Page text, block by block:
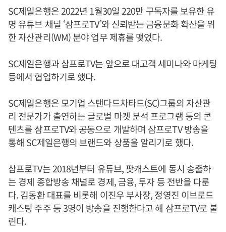
SC제일은행은 2022년 1월30일 220만 구독자를 보유한 유
명 유튜브 채널 ‘삼프로TV’와 신뢰받는 금융문화 확산을 위
한 자산관리(WM) 분야 업무 제휴를 맺었다.
SC제일은행과 삼프로TV는 앞으로 대고객 세미나와 마케팅
등에서 협업하기로 했다.
SC제일은행은 모기업 스탠다드차타드(SC)그룹의 자산관
리 전문가가 출연하는 글로벌 마켓 분석 프로그램 등의 콘
텐츠를 삼프로TV와 공동으로 개발하며 삼프로TV 방송을
통해 SC제일은행의 브랜드와 상품을 알리기로 했다.
삼프로TV는 2018년부터 유튜브, 팟캐스트에 동시 송출하
는 경제 종합방송 채널로 경제, 금융, 투자 등 전반을 다룬
다. 김동환 대표를 비롯해 이진우 부사장, 정영진 이브로드
캐스팅 주주 등 3명이 방송을 진행한다고 해 삼프로TV로 불
린다.